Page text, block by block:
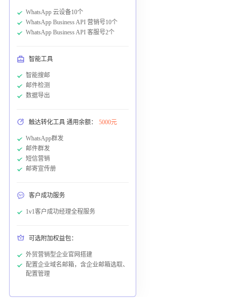
WhatsApp 云设备10个
WhatsApp Business API 营销号10个
WhatsApp Business API 客服号2个
智能工具
智能搜邮
邮件检测
数据导出
触达转化工具 通用余额： 5000元
WhatsApp群发
邮件群发
短信营销
邮寄宣传册
客户成功服务
1v1客户成功经理全程服务
可选附加权益包：
外贸营销型企业官网搭建
配置企业域名邮箱，含企业邮箱选取、
配置管理